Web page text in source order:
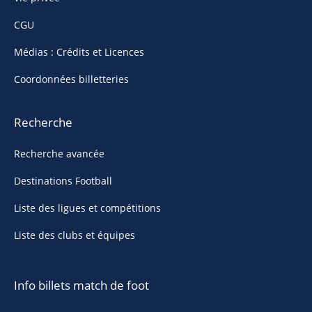
CGU
Médias : Crédits et Licences
Coordonnées billetteries
Recherche
Recherche avancée
Destinations Football
Liste des ligues et compétitions
Liste des clubs et équipes
Info billets match de foot